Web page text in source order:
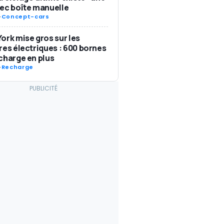
boîte manuelle
Concept-cars
mise gros sur les
électriques : 600 bornes
en plus
Recharge